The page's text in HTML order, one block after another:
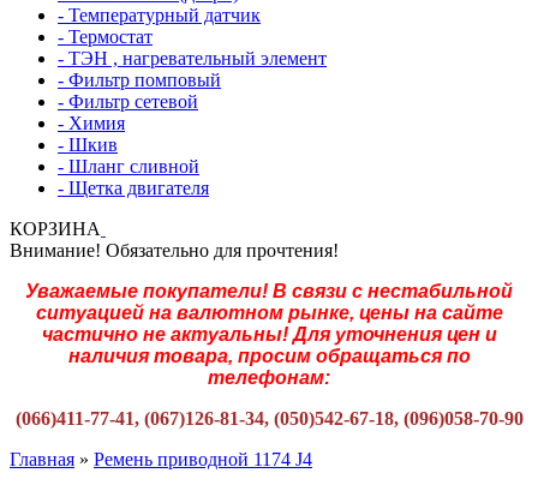
- Температурный датчик
- Термостат
- ТЭН , нагревательный элемент
- Фильтр помповый
- Фильтр сетевой
- Химия
- Шкив
- Шланг сливной
- Щетка двигателя
КОРЗИНА
Внимание! Обязательно для прочтения!
Уважаемые покупатели! В связи с нестабильной
ситуацией на валютном рынке, цены на сайте
частично не актуальны! Для уточнения цен и
наличия товара, просим обращаться по
телефонам:
(066)411-77-41, (067)126-81-34, (050)542-67-18, (096)058-70-90
Главная » Ремень приводной 1174 J4